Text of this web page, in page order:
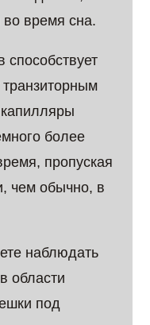
во время сна.
способствует
более
пропуская
чем обычно, в
наблюдать
области
под